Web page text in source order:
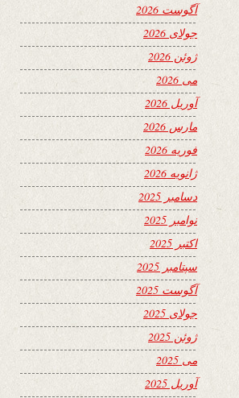
آگوست 2026
جولای 2026
ژوئن 2026
می 2026
آوریل 2026
مارس 2026
فوریه 2026
ژانویه 2026
دسامبر 2025
نوامبر 2025
اکتبر 2025
سپتامبر 2025
آگوست 2025
جولای 2025
ژوئن 2025
می 2025
آوریل 2025